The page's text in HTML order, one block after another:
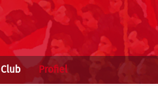
Club Profiel